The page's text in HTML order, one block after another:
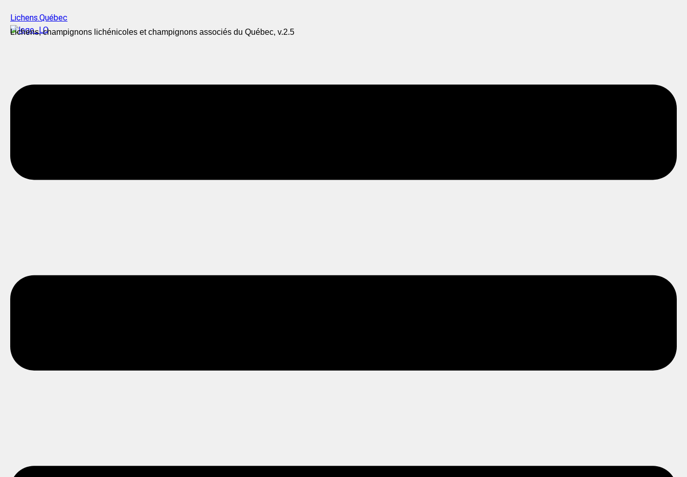
Lichens.Québec
Lichens, champignons lichénicoles et champignons associés du Québec, v.2.5